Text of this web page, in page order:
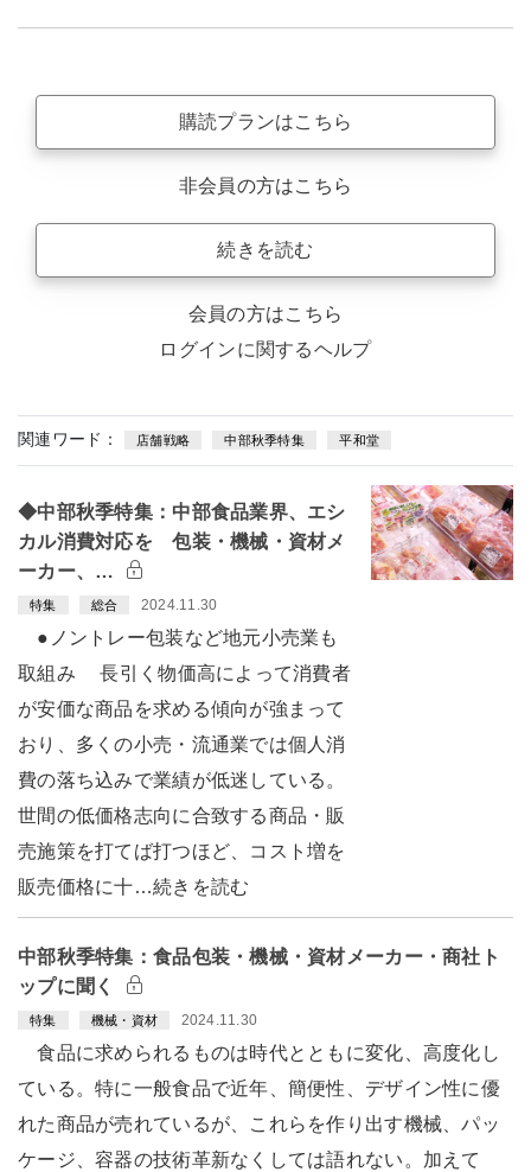
購読プランはこちら
非会員の方はこちら
続きを読む
会員の方はこちら
ログインに関するヘルプ
関連ワード： 店舗戦略 中部秋季特集 平和堂
◆中部秋季特集：中部食品業界、エシ
カル消費対応を 包装・機械・資材メ
ーカー、…
特集 総合 2024.11.30
●ノントレー包装など地元小売業も
取組み 長引く物価高によって消費者
が安価な商品を求める傾向が強まって
おり、多くの小売・流通業では個人消
費の落ち込みで業績が低迷している。
世間の低価格志向に合致する商品・販
売施策を打てば打つほど、コスト増を
販売価格に十…続きを読む
中部秋季特集：食品包装・機械・資材メーカー・商社ト
ップに聞く
特集 機械・資材 2024.11.30
食品に求められるものは時代とともに変化、高度化し
ている。特に一般食品で近年、簡便性、デザイン性に優
れた商品が売れているが、これらを作り出す機械、パッ
ケージ、容器の技術革新なくしては語れない。加えて